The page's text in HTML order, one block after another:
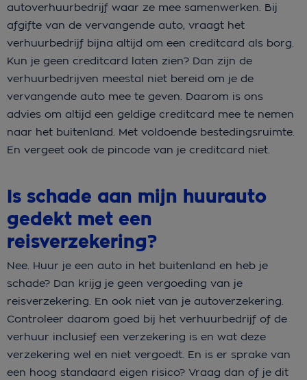
autoverhuurbedrijf waar ze mee samenwerken. Bij
afgifte van de vervangende auto, vraagt het
verhuurbedrijf bijna altijd om een creditcard als borg.
Kun je geen creditcard laten zien? Dan zijn de
verhuurbedrijven meestal niet bereid om je de
vervangende auto mee te geven. Daarom is ons
advies om altijd een geldige creditcard mee te nemen
naar het buitenland. Met voldoende bestedingsruimte.
En vergeet ook de pincode van je creditcard niet.
Is schade aan mijn huurauto
gedekt met een
reisverzekering?
Nee. Huur je een auto in het buitenland en heb je
schade? Dan krijg je geen vergoeding van je
reisverzekering. En ook niet van je autoverzekering.
Controleer daarom goed bij het verhuurbedrijf of de
verhuur inclusief een verzekering is en wat deze
verzekering wel en niet vergoedt. En is er sprake van
een hoog standaard eigen risico? Vraag dan of je dit